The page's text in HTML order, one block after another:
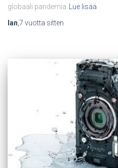
globaali pandemia
Lue lisää
Ian 7 vuotta sitten